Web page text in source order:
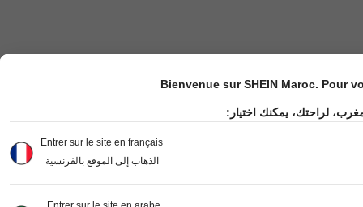
Bienvenue sur SHEIN Maroc. Pour
لراحتك، يمكنك اختيار:
Entrer sur le site en français
الذهاب إلى الموقع بالفرنسية